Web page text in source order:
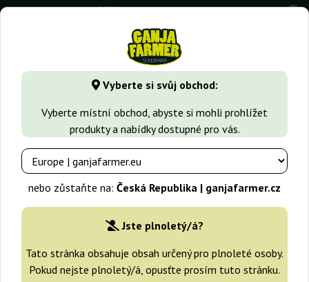
Vyberte si svůj obchod:
Vyberte místní obchod, abyste si mohli prohlížet
produkty a nabídky dostupné pro vás.
nebo zůstaňte na: Česká Republika | ganjafarmer.cz
Jste plnoletý/á?
Tato stránka obsahuje obsah určený pro plnoleté osoby.
Pokud nejste plnoletý/á, opusťte prosím tuto stránku.
0
GanjaFarmer.cz Druhy Marihuany Afghan Kush Black